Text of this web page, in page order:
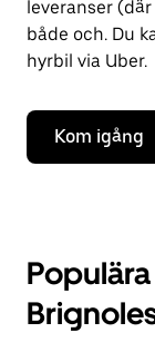
leveranser
både och. Du
hyrbil via Uber.
Kom igång